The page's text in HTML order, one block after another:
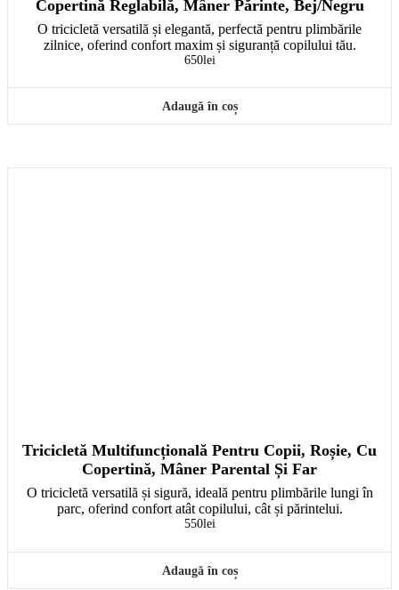
Copertină Reglabilă, Mâner Părinte, Bej/Negru
O tricicletă versatilă și elegantă, perfectă pentru plimbările
zilnice, oferind confort maxim și siguranță copilului tău.
650lei
Adaugă în coș
Tricicletă Multifuncțională Pentru Copii, Roșie, Cu
Copertină, Mâner Parental Și Far
O tricicletă versatilă și sigură, ideală pentru plimbările lungi în
parc, oferind confort atât copilului, cât și părintelui.
550lei
Adaugă în coș